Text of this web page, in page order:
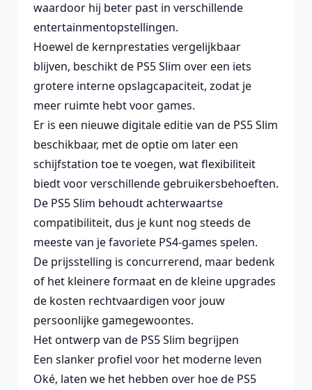
waardoor hij beter past in verschillende
entertainmentopstellingen.
Hoewel de kernprestaties vergelijkbaar
blijven, beschikt de PS5 Slim over een iets
grotere interne opslagcapaciteit, zodat je
meer ruimte hebt voor games.
Er is een nieuwe digitale editie van de PS5 Slim
beschikbaar, met de optie om later een
schijfstation toe te voegen, wat flexibiliteit
biedt voor verschillende gebruikersbehoeften.
De PS5 Slim behoudt achterwaartse
compatibiliteit, dus je kunt nog steeds de
meeste van je favoriete PS4-games spelen.
De prijsstelling is concurrerend, maar bedenk
of het kleinere formaat en de kleine upgrades
de kosten rechtvaardigen voor jouw
persoonlijke gamegewoontes.
Het ontwerp van de PS5 Slim begrijpen
Een slanker profiel voor het moderne leven
Oké, laten we het hebben over hoe de PS5